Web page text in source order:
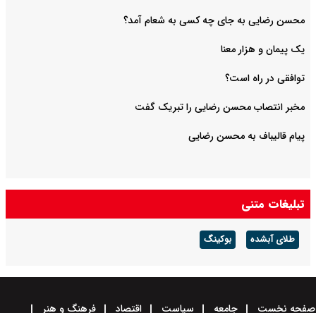
محسن رضایی به جای چه کسی به شعام آمد؟
یک پیمان و هزار معنا
توافقی در راه است؟
مخبر انتصاب محسن رضایی را تبریک گفت
پیام قالیباف به محسن رضایی
تبلیغات متنی
طلای آبشده بوکینگ
صفحه نخست جامعه سیاست اقتصاد فرهنگ و هنر